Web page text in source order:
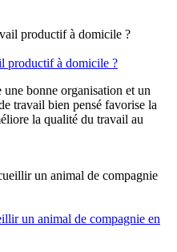
productif à domicile ?
bonne organisation et un
travail bien pensé favorise la
la qualité du travail au
un animal de compagnie en